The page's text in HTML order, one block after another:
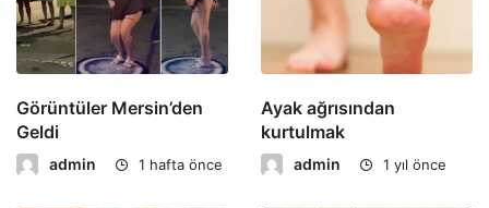
Görüntüler Mersin’den
Geldi
admin 1 hafta önce
Ayak ağrısından
kurtulmak
admin 1 yıl önce